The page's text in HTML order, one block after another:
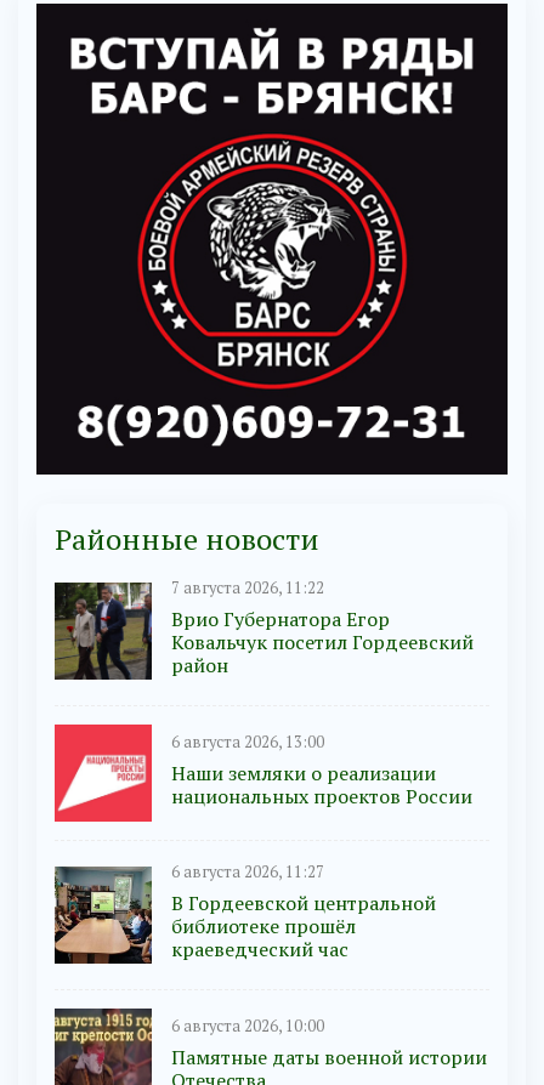
Районные новости
7 августа 2026, 11:22
Врио Губернатора Егор
Ковальчук посетил Гордеевский
район
6 августа 2026, 13:00
Наши земляки о реализации
национальных проектов России
6 августа 2026, 11:27
В Гордеевской центральной
библиотеке прошёл
краеведческий час
6 августа 2026, 10:00
Памятные даты военной истории